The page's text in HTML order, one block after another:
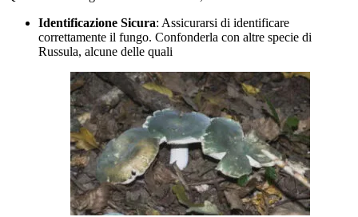
Identificazione Sicura: Assicurarsi di identificare
correttamente il fungo. Confonderla con altre specie di
Russula, alcune delle quali